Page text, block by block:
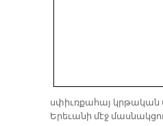
սփիւռքահայ կրթական
Երեւանի մէջ